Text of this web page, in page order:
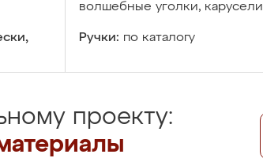
волшебные уголки, карусели
Ручки: по каталогу
проекту: